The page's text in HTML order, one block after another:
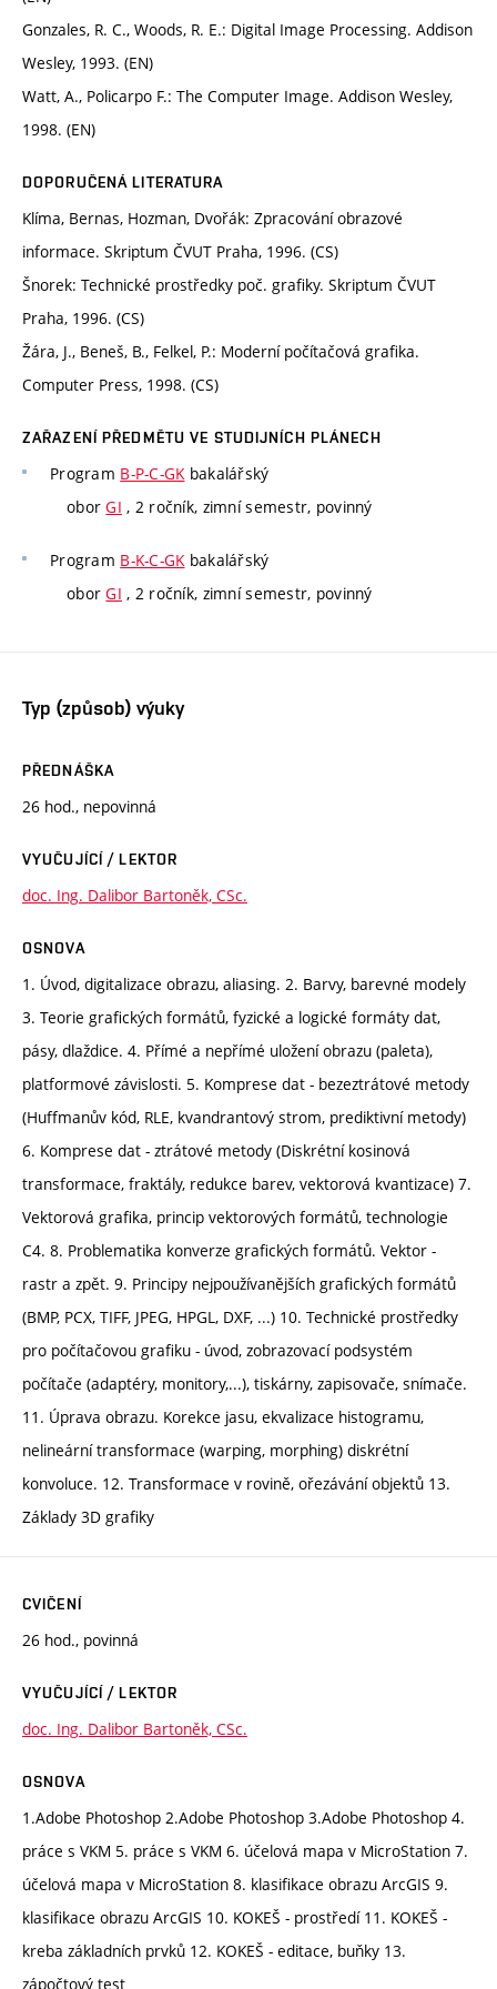
Gonzales, R. C., Woods, R. E.: Digital Image Processing. Addison
Wesley, 1993. (EN)
Watt, A., Policarpo F.: The Computer Image. Addison Wesley,
1998. (EN)
DOPORUČENÁ LITERATURA
Klíma, Bernas, Hozman, Dvořák: Zpracování obrazové
informace. Skriptum ČVUT Praha, 1996. (CS)
Šnorek: Technické prostředky poč. grafiky. Skriptum ČVUT
Praha, 1996. (CS)
Žára, J., Beneš, B., Felkel, P.: Moderní počítačová grafika.
Computer Press, 1998. (CS)
ZAŘAZENÍ PŘEDMĚTU VE STUDIJNÍCH PLÁNECH
Program B-P-C-GKbakalářský
oborGI , 2 ročník, zimní semestr, povinný
Program B-K-C-GK bakalářský
oborGI , 2 ročník, zimní semestr, povinný
Typ (způsob) výuky
PŘEDNÁŠKA
26 hod., nepovinná
VYUČUJÍCÍ / LEKTOR
doc. Ing. Dalibor Bartoněk, CSc.
OSNOVA
1. Úvod, digitalizace obrazu, aliasing. 2. Barvy, barevné modely
3. Teorie grafických formátů, fyzické a logické formáty dat,
pásy, dlaždice. 4. Přímé a nepřímé uložení obrazu (paleta),
platformové závislosti. 5. Komprese dat - bezeztrátové metody
(Huffmanův kód, RLE, kvandrantový strom, prediktivní metody)
6. Komprese dat - ztrátové metody (Diskrétní kosinová
transformace, fraktály, redukce barev, vektorová kvantizace) 7.
Vektorová grafika, princip vektorových formátů, technologie
C4. 8. Problematika konverze grafických formátů. Vektor -
rastr a zpět. 9. Principy nejpoužívanějších grafických formátů
(BMP, PCX, TIFF, JPEG, HPGL, DXF, ...) 10. Technické prostředky
pro počítačovou grafiku - úvod, zobrazovací podsystém
počítače (adaptéry, monitory,...), tiskárny, zapisovače, snímače.
11. Úprava obrazu. Korekce jasu, ekvalizace histogramu,
nelineární transformace (warping, morphing) diskrétní
konvoluce. 12. Transformace v rovině, ořezávání objektů 13.
Základy 3D grafiky
CVIČENÍ
26 hod., povinná
VYUČUJÍCÍ / LEKTOR
doc. Ing. Dalibor Bartoněk, CSc.
OSNOVA
1.Adobe Photoshop 2.Adobe Photoshop 3.Adobe Photoshop 4.
práce s VKM 5. práce s VKM 6. účelová mapa v MicroStation 7.
účelová mapa v MicroStation 8. klasifikace obrazu ArcGIS 9.
klasifikace obrazu ArcGIS 10. KOKEŠ - prostředí 11. KOKEŠ -
kreba základních prvků 12. KOKEŠ - editace, buňky 13.
zápočtový test